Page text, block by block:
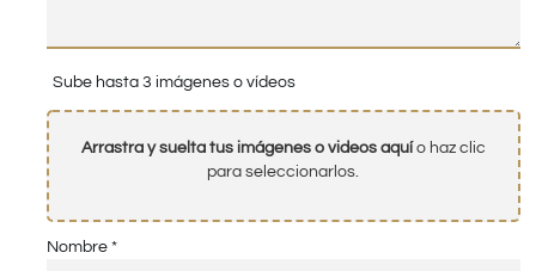
Sube hasta 3 imágenes o vídeos
Arrastra y suelta tus imágenes o videos aquío haz clic
para seleccionarlos.
Nombre *